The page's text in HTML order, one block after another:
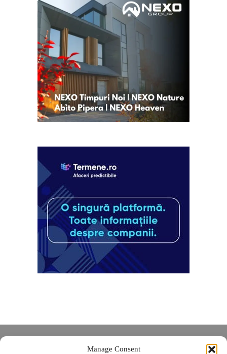
Manage Consent